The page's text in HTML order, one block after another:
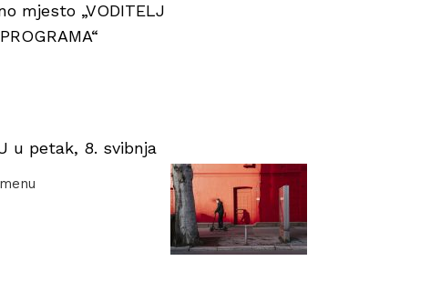
mjesto „VODITELJ
u petak, 8. svibnja